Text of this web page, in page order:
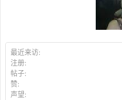
最近来访:
注册:
帖子:
赞:
声望: